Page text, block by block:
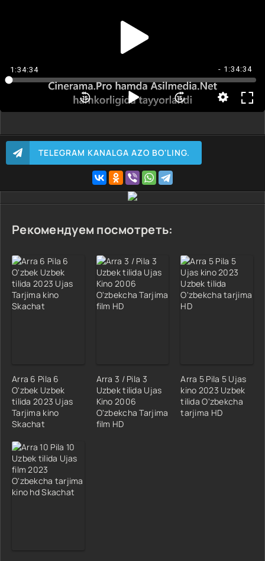
1:34:34 - 1:34:34
TELEGRAM KANALGA AZO BO'LING.
Рекомендуем посмотреть:
Arra 6 Pila 6
O'zbek Uzbek
tilida 2023 Ujas
Tarjima kino
Skachat
Arra 3 / Pila 3
Uzbek tilida Ujas
Kino 2006
O'zbekcha Tarjima
film HD
Arra 5 Pila 5 Ujas
kino 2023 Uzbek
tilida O'zbekcha
tarjima HD